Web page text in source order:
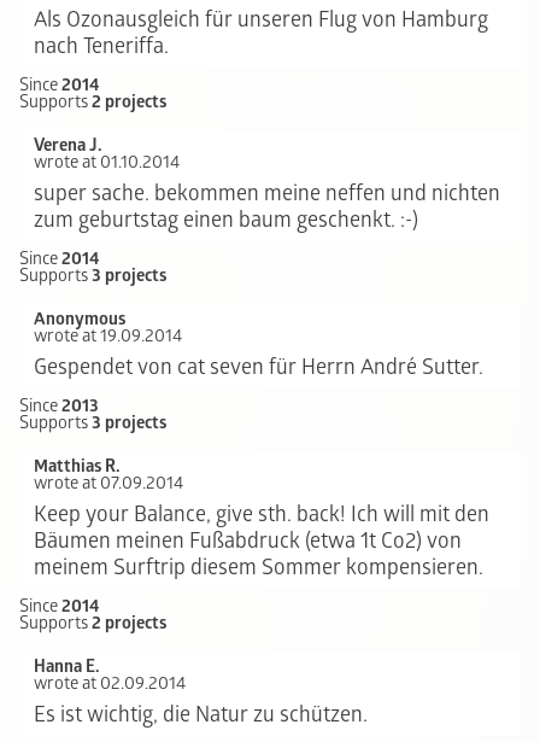
Als Ozonausgleich für unseren Flug von Hamburg
nach Teneriffa.
Since2014
Supports2 projects
Verena J.
wrote at 01.10.2014
super sache. bekommen meine neffen und nichten
zum geburtstag einen baum geschenkt. :-)
Since2014
Supports3 projects
Anonymous
wrote at 19.09.2014
Gespendet von cat seven für Herrn André Sutter.
Since2013
Supports3 projects
Matthias R.
wrote at 07.09.2014
Keep your Balance, give sth. back! Ich will mit den
Bäumen meinen Fußabdruck (etwa 1t Co2) von
meinem Surftrip diesem Sommer kompensieren.
Since2014
Supports2 projects
Hanna E.
wrote at 02.09.2014
Es ist wichtig, die Natur zu schützen.